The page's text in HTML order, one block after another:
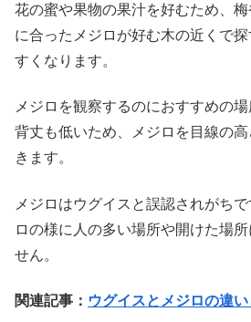
花の蜜や果物の果汁を好むため、
に合ったメジロが好む木の近くで
すくなります。
メジロを観察するのにおすすめの
背丈も低いため、メジロを目線の
きます。
メジロはウグイスと誤認されがち
ロの様に人の多い場所や開けた場
せん。
関連記事： ウグイスとメジロの違